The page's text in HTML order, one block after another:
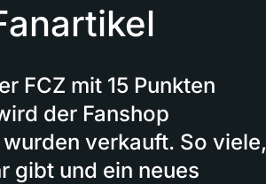
FCZ mit 15 Punkten
der Fanshop
verkauft. So viele,
gibt und ein neues